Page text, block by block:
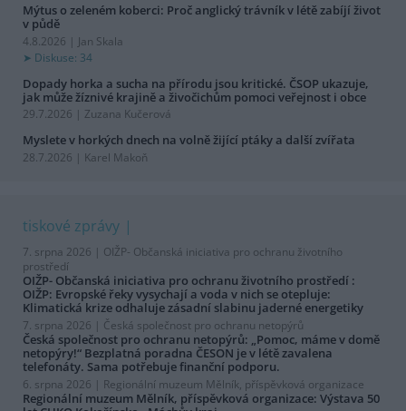
Mýtus o zeleném koberci: Proč anglický trávník v létě zabíjí život
v půdě
4.8.2026 | Jan Skala
Diskuse: 34
Dopady horka a sucha na přírodu jsou kritické. ČSOP ukazuje,
jak může žíznivé krajině a živočichům pomoci veřejnost i obce
29.7.2026 | Zuzana Kučerová
Myslete v horkých dnech na volně žijící ptáky a další zvířata
28.7.2026 | Karel Makoň
tiskové zprávy
7. srpna 2026 | OIŽP- Občanská iniciativa pro ochranu životního
prostředí
OIŽP- Občanská iniciativa pro ochranu životního prostředí :
OIŽP: Evropské řeky vysychají a voda v nich se otepluje:
Klimatická krize odhaluje zásadní slabinu jaderné energetiky
7. srpna 2026 | Česká společnost pro ochranu netopýrů
Česká společnost pro ochranu netopýrů: „Pomoc, máme v domě
netopýry!“ Bezplatná poradna ČESON je v létě zavalena
telefonáty. Sama potřebuje finanční podporu.
6. srpna 2026 | Regionální muzeum Mělník, příspěvková organizace
Regionální muzeum Mělník, příspěvková organizace: Výstava 50